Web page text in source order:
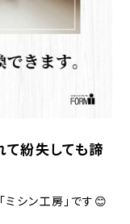
て紛失しても諦
ミシン工房」です😊